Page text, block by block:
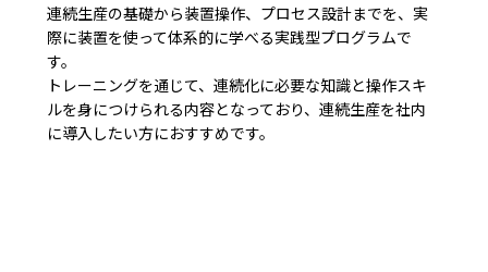
連続生産の基礎から装置操作、プロセス設計までを、実
際に装置を使って体系的に学べる実践型プログラムで
す。
トレーニングを通じて、連続化に必要な知識と操作スキ
ルを身につけられる内容となっており、連続生産を社内
に導入したい方におすすめです。